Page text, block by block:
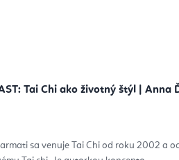
Tai Chi ako životný štýl | Anna
sa venuje Tai Chi od roku 2002 a